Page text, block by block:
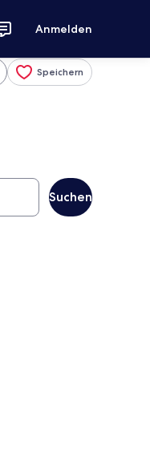
Anmelden
Speichern
Suchen